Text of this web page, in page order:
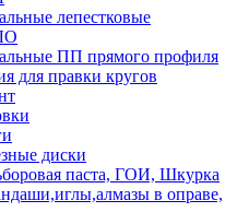
лепестковые
ПП прямого профиля
для правки кругов
диски
паста, ГОИ, Шкурка
в оправе,